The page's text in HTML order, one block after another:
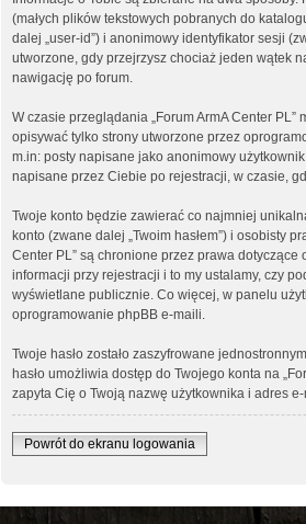
(małych plików tekstowych pobranych do
dalej „user-id”) i anonimowy identyfikator sesji
utworzone, gdy przejrzysz chociaż jeden wątek
nawigację po forum.
W czasie przeglądania „Forum ArmA Center
opisywać tylko strony utworzone przez
m.in: posty napisane jako anonimowy
napisane przez Ciebie po rejestracji, w czasie,
Twoje konto będzie zawierać co najmniej
konto (zwane dalej „Twoim hasłem”) i osobisty
Center PL” są chronione przez prawa
informacji przy rejestracji i to my ustalamy, czy
wyświetlane publicznie. Co więcej, w panelu
oprogramowanie phpBB e-maili.
Twoje hasło zostało zaszyfrowane
hasło umożliwia dostęp do Twojego konta na
zapyta Cię o Twoją nazwę użytkownika i adres
Powrót do ekranu logowania